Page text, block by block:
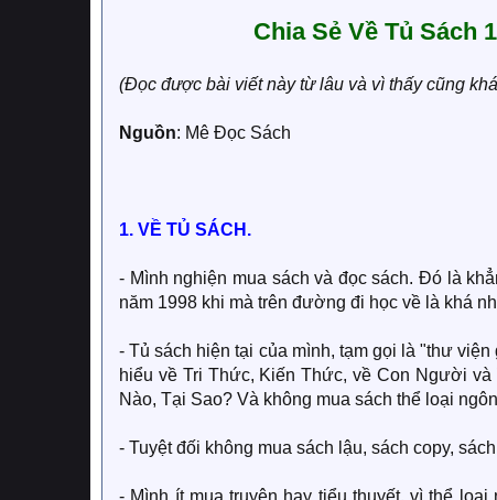
Chia Sẻ Về Tủ Sách
(Đọc được bài viết này từ lâu và vì thấy cũng
Nguồn: Mê Đọc Sách
1. VỀ TỦ SÁCH.
- Mình nghiện mua sách và đọc sách. Đó là
năm 1998 khi mà trên đường đi học về là khá
- Tủ sách hiện tại của mình, tạm gọi là "thư
hiểu về Tri Thức, Kiến Thức, về Con Người
Nào, Tại Sao? Và không mua sách thể loại
- Tuyệt đối không mua sách lậu, sách copy,
- Mình ít mua truyện hay tiểu thuyết, vì thể